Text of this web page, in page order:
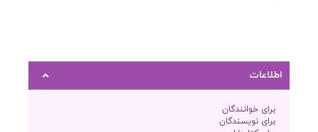
اطلاعات
برای خوانندگان
برای نویسندگان